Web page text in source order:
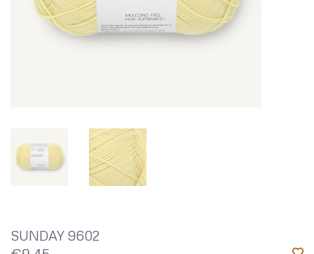
SUNDAY 9602